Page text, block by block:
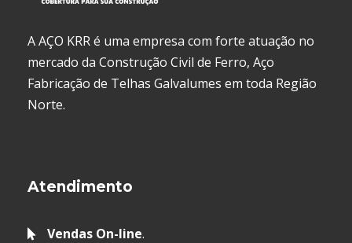
A AÇO KRR é uma empresa com forte atuação no
mercado da Construção Civil de Ferro, Aço
Fabricação de Telhas Galvalumes em toda Região
Norte.
Atendimento
Vendas On-line.